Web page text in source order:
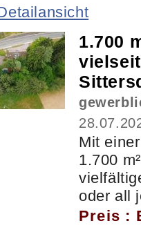
1.700
Mit
1.700
oder all
Preis :